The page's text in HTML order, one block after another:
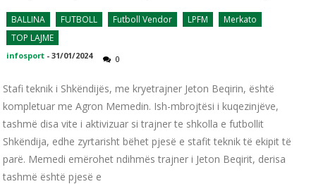
BALLINA FUTBOLL Futboll Vendor LPFM
Merkato
TOP LAJME
infosport -31/01/2024 0
Stafi teknik i Shkëndijës, me kryetrajner Jeton Beqirin, është
kompletuar me Agron Memedin. Ish-mbrojtësi i kuqezinjëve,
tashmë disa vite i aktivizuar si trajner te shkolla e futbollit
Shkëndija, edhe zyrtarisht bëhet pjesë e stafit teknik të ekipit të
parë. Memedi emërohet ndihmës trajner i Jeton Beqirit, derisa
tashmë është pjesë e